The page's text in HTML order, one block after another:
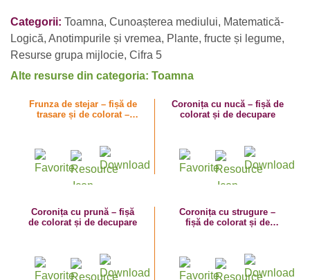
Categorii: Toamna, Cunoașterea mediului, Matematică-
Logică, Anotimpurile și vremea, Plante, fructe și legume,
Resurse grupa mijlocie, Cifra 5
Alte resurse din categoria: Toamna
Frunza de stejar – fișă de
trasare și de colorat –
Coronița cu nucă – fișă de
colorat și de decupare
Coronița cu prună – fișă
de colorat și de decupare
Coronița cu strugure –
fișă de colorat și de